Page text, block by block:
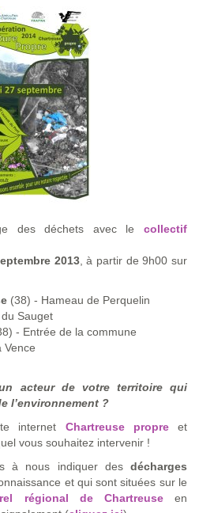
des déchets avec le collectif
2013, à partir de 9h00 sur
(38) - Hameau de Perquelin
Sauget
- Entrée de la commune
Vence
acteur de votre territoire qui
l’environnement ?
internet Chartreuse propreet
vous souhaitez intervenir !
à nous indiquer des décharges
et qui sont situées sur le
régional de Chartreuseen